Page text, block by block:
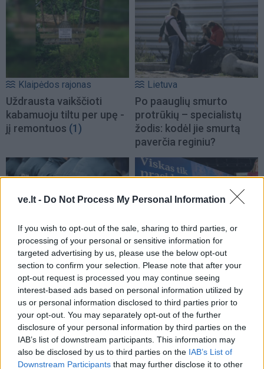
ve.lt - Do Not Process My Personal Information
If you wish to opt-out of the sale, sharing to third parties, or
processing of your personal or sensitive information for
targeted advertising by us, please use the below opt-out
section to confirm your selection. Please note that after your
opt-out request is processed you may continue seeing
interest-based ads based on personal information utilized by
us or personal information disclosed to third parties prior to
your opt-out. You may separately opt-out of the further
disclosure of your personal information by third parties on the
IAB’s list of downstream participants. This information may
also be disclosed by us to third parties on the IAB’s List of
Downstream Participants that may further disclose it to other
Klaipėdos rajonas
Uždrausta vaikščioti
kabamuoju tiltu per upę -
jį remontuos (1)
Lietuva
Po paauglių smurto
protrūkių – specialistų
žodis: kodėl jie smurtą
paverčia reginiu?
Lietuva
Smurtas artimoje
aplinkoje: orderiai nuo
tragedijų neapsaugo,
norima griežtinti
įstatymus
Aktualijos
Šauktinių universitetai
neskriaus (3)